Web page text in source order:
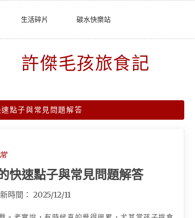
生活碎片 碳水快樂站
許傑毛孩旅食記
點子與常見問題解答
快速點子與常見問題解答
時間： 2025/12/11